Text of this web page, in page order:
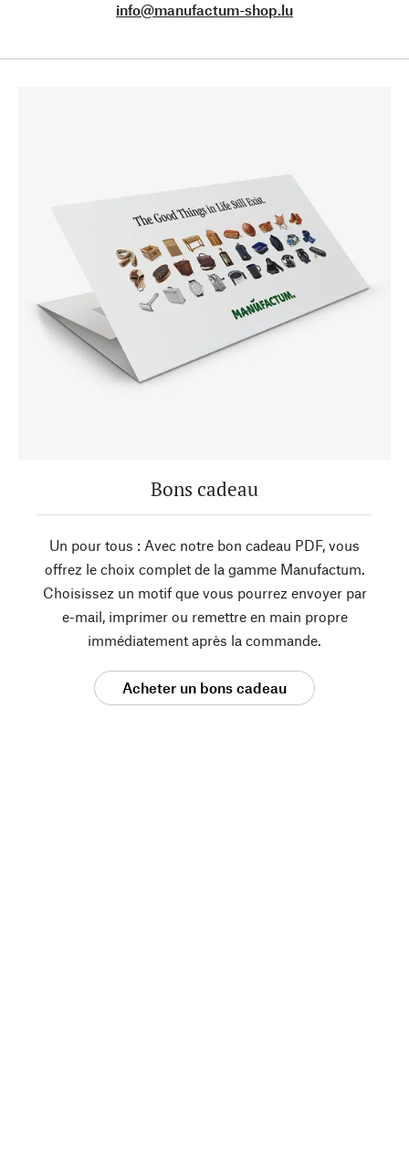
info@manufactum-shop.lu
Bons cadeau
Un pour tous : Avec notre bon cadeau PDF, vous
offrez le choix complet de la gamme Manufactum.
Choisissez un motif que vous pourrez envoyer par
e-mail, imprimer ou remettre en main propre
immédiatement après la commande.
Acheter un bons cadeau